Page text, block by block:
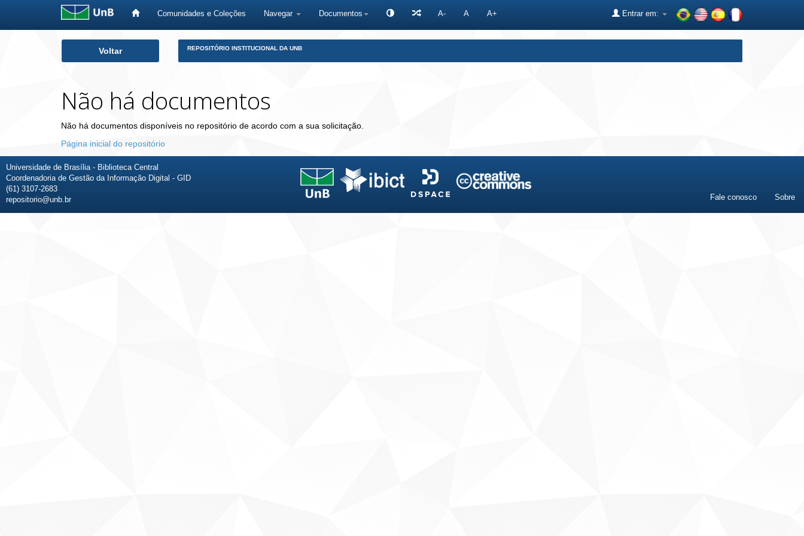
Comunidades e Coleções Navegar Documentos A- A A+ Entrar em:
Voltar REPOSITÓRIO INSTITUCIONAL DA UNB
Não há documentos
Não há documentos disponíveis no repositório de acordo com a sua solicitação.
Página inicial do repositório
Universidade de Brasília - Biblioteca Central
Coordenadoria de Gestão da Informação Digital - GID
(61) 3107-2683
repositorio@unb.br
Fale conosco Sobre